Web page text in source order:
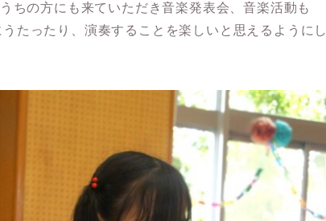
ちの方にも来ていただき音楽発表会、音楽活動も
たったり、演奏することを楽しいと思えるようにし